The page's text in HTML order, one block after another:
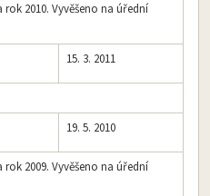
2010. Vyvěšeno na úřední
15. 3. 2011
19. 5. 2010
2009. Vyvěšeno na úřední